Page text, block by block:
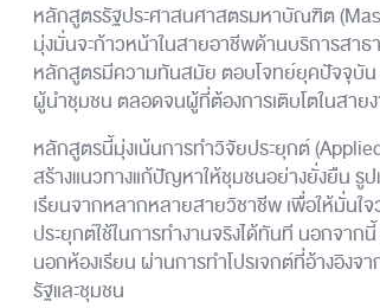
หลักสูตรรัฐประศาสนศาสตรมหาบัณฑิต
มุ่งมั่นจะก้าวหน้าในสายอาชีพด้านบริการสา
หลักสูตรมีความทันสมัย ตอบโจทย์ยุคปัจจุบัน
ผู้นำชุมชน ตลอดจนผู้ที่ต้องการเติบโตในสาย
หลักสูตรนี้มุ่งเน้นการทำวิจัยประยุกต์
สร้างแนวทางแก้ปัญหาให้ชุมชนอย่างยั่งยืน รู
เรียนจากหลากหลายสายวิชาชีพ เพื่อให้มั่นใจ
ประยุกต์ใช้ในการทำงานจริงได้ทันที นอกจา
นอกห้องเรียน ผ่านการทำโปรเจกต์ที่อ้างอิง
รัฐและชุมชน